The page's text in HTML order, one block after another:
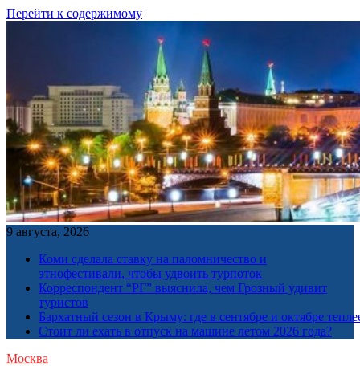
Перейти к содержимому
9 августа, 2026
Коми сделала ставку на паломничество и
этнофестивали, чтобы удвоить турпоток
Корреспондент “РГ” выяснила, чем Грозный удивит
туристов
Бархатный сезон в Крыму: где в сентябре и октябре
Стоит ли ехать в отпуск на машине летом 2026 года?
Москва